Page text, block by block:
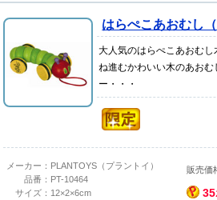
はらぺこあおむし
大人気のはらぺこあおむし
ね進むかわいい木のあおむ
ー・・・
メーカー： PLANTOYS（プラントイ）
品番： PT-10464
サイズ： 12×2×6cm
販売価